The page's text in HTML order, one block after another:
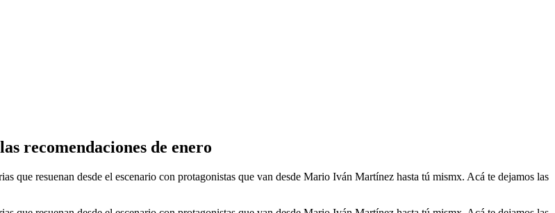
recomendaciones de enero
que resuenan desde el escenario con protagonistas que van desde Mario Iván Martínez hasta tú mismx. Acá te dejamos las